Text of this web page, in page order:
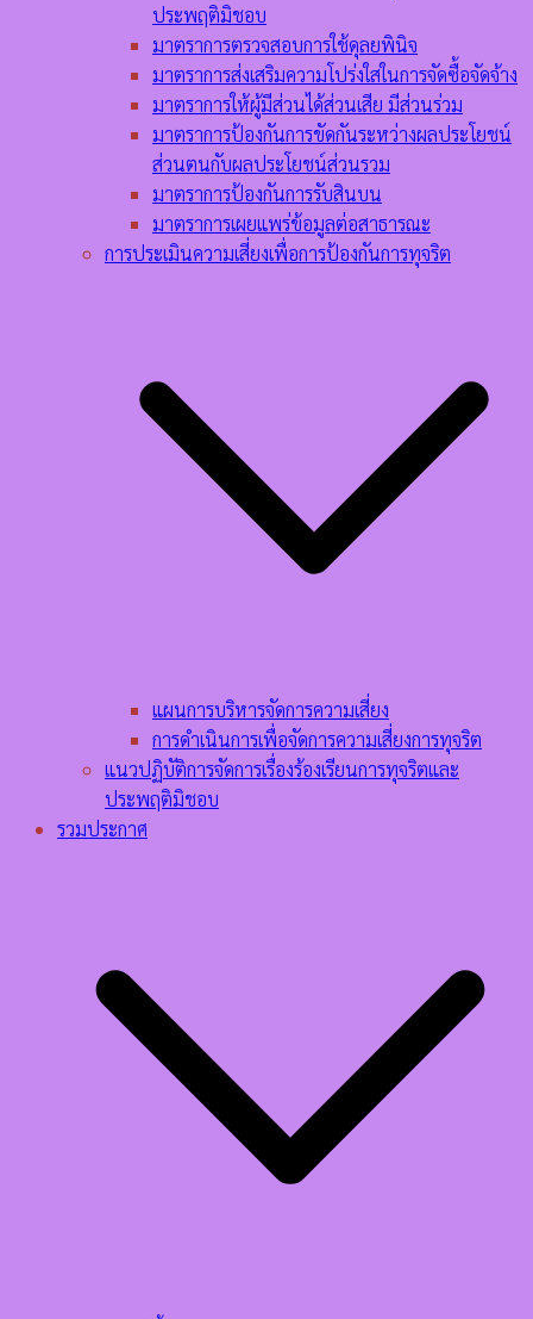
ประพฤติมิชอบ
มาตราการตรวจสอบการใช้ดุลยพินิจ
มาตราการส่งเสริมความโปร่งใสในการจัดซื้อจัดจ้าง
มาตราการให้ผู้มีส่วนได้ส่วนเสีย มีส่วนร่วม
มาตราการป้องกันการขัดกันระหว่างผลประโยชน์
ส่วนตนกับผลประโยชน์ส่วนรวม
มาตราการป้องกันการรับสินบน
มาตราการเผยแพร่ข้อมูลต่อสาธารณะ
การประเมินความเสี่ยงเพื่อการป้องกันการทุจริต
แผนการบริหารจัดการความเสี่ยง
การดำเนินการเพื่อจัดการความเสี่ยงการทุจริต
แนวปฏิบัติการจัดการเรื่องร้องเรียนการทุจริตและ
ประพฤติมิชอบ
รวมประกาศ